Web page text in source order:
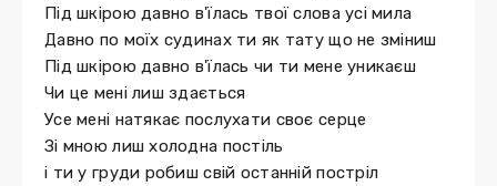
Під шкірою давно в'їлась твої слова усі мила
Давно по моїх судинах ти як тату що не зміниш
Під шкірою давно в'їлась чи ти мене уникаєш
Чи це мені лиш здається
Усе мені натякає послухати своє серце
Зі мною лиш холодна постіль
і ти у груди робиш свій останній постріл